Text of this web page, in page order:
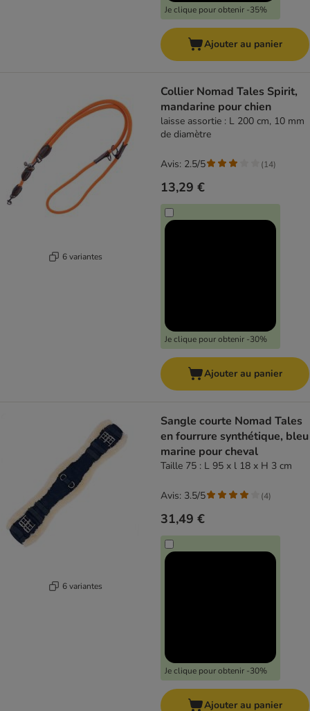
Je clique pour obtenir -35%
Ajouter au panier
6 variantes
Collier Nomad Tales Spirit,
mandarine pour chien
laisse assortie : L 200 cm, 10 mm
de diamètre
13,29 €
Je clique pour obtenir -30%
Avis: 2.5/5 (14)
Ajouter au panier
6 variantes
Sangle courte Nomad Tales
en fourrure synthétique, bleu
marine pour cheval
Taille 75 : L 95 x l 18 x H 3 cm
31,49 €
Je clique pour obtenir -30%
Avis: 3.5/5 (4)
Ajouter au panier